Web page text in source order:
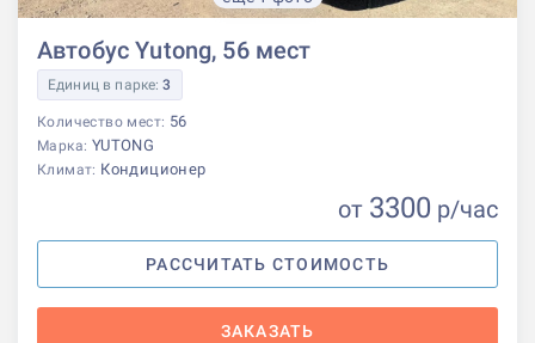
Автобус Yutong, 56 мест
Единиц в парке:3
Количество мест: 56
Марка: YUTONG
Климат: Кондиционер
от 3300 р/час
РАССЧИТАТЬ СТОИМОСТЬ
ЗАКАЗАТЬ